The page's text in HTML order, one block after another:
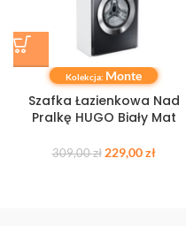
Kolekcja: Monte
Szafka Łazienkowa Nad
Pralkę HUGO Biały Mat
309,00zł 229,00zł